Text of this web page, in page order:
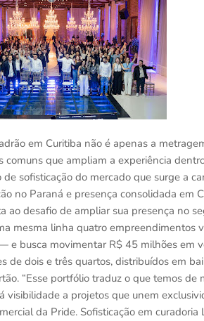
em Curitiba não é apenas a
comuns que ampliam a experiência
sofisticação do mercado que surge a
no Paraná e presença consolidada em
ao desafio de ampliar sua presença no
mesma linha quatro
e busca movimentar R$ 45 milhões em
de dois e três quartos, distribuídos em
“Esse portfólio traduz o que temos de
a projetos que unem
da Pride. Sofisticação em